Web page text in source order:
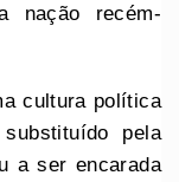
nação recém-
cultura política
pela
a ser encarada